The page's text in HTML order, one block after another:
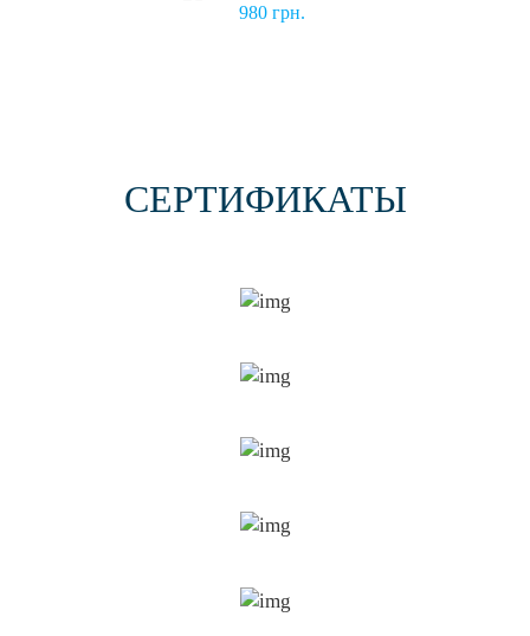
980 грн.
СЕРТИФИКАТЫ